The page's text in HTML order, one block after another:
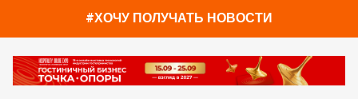
#ХОЧУ ПОЛУЧАТЬ НОВОСТИ